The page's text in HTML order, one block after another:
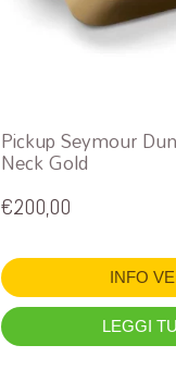
Pickup Seymour
Neck Gold
€200,00
INFO
LEGGI